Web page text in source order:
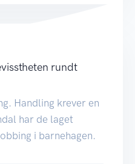
rundt
Handling krever en
har de laget
i barnehagen.